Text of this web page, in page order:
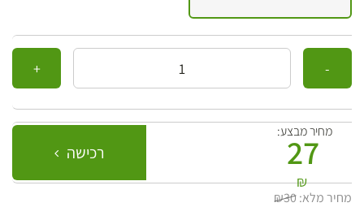
כמות
מחיר מבצע:
27
₪
רכישה
מחיר מלא:₪30